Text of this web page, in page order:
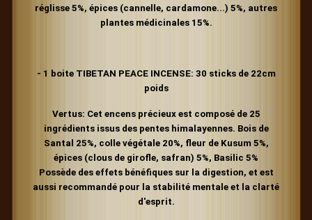
réglisse 5%, épices (cannelle, cardamone...) 5%, autres
plantes médicinales 15%.
- 1 boite TIBETAN PEACE INCENSE: 30 sticks de 22cm
poids
Vertus: Cet encens précieux est composé de 25
ingrédients issus des pentes himalayennes. Bois de
Santal 25%, colle végétale 20%, fleur de Kusum 5%,
épices (clous de girofle, safran) 5%, Basilic 5%
Possède des effets bénéfiques sur la digestion, et est
aussi recommandé pour la stabilité mentale et la clarté
d'esprit.